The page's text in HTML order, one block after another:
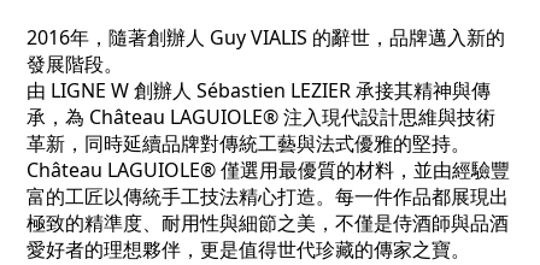
2016年，隨著創辦人 Guy VIALIS 的辭世，品牌邁入新的
發展階段。
由 LIGNE W 創辦人 Sébastien LEZIER 承接其精神與傳
承，為 Château LAGUIOLE® 注入現代設計思維與技術
革新，同時延續品牌對傳統工藝與法式優雅的堅持。
Château LAGUIOLE® 僅選用最優質的材料，並由經驗豐
富的工匠以傳統手工技法精心打造。每一件作品都展現出
極致的精準度、耐用性與細節之美，不僅是侍酒師與品酒
愛好者的理想夥伴，更是值得世代珍藏的傳家之寶。